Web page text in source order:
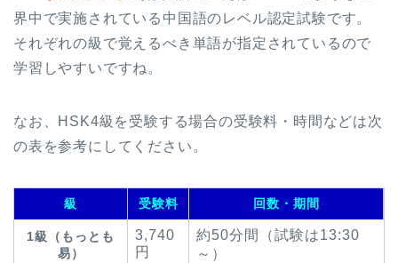
界中で実施されている中国語のレベル認定試験です。
それぞれの級で覚えるべき単語が指定されているので
学習しやすいですね。
なお、HSK4級を受験する場合の受験料・時間などは次
の表を参考にしてください。
級 受験料 回数・期間
1級（もっとも
易）
3,740
円
約50分間（試験は13:30
～）